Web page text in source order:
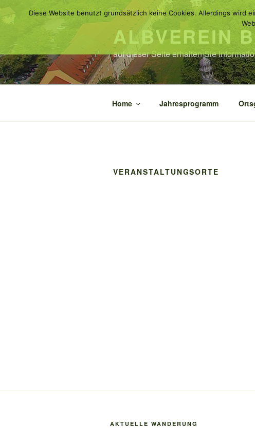
Zum
Inhalt
ALBVEREIN
auf dieser Seite erhalten Sie
Home Jahresprogramm
VERANSTALTUNGSORTE
AKTUELLE WANDERUNG
Diese Website benutzt grundsätzlich keine Cookies. Allerdings wird